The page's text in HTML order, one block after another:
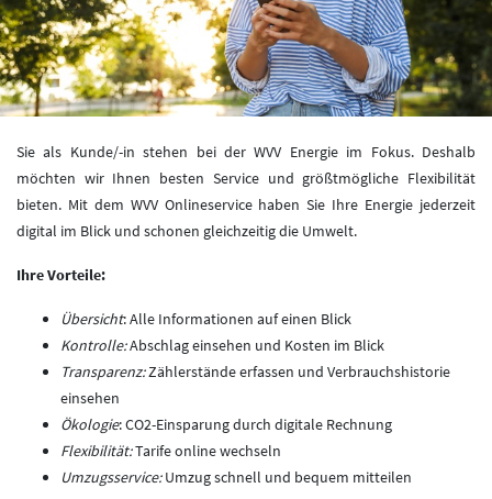
Sie als Kunde/-in stehen bei der WVV Energie im Fokus. Deshalb
möchten wir Ihnen besten Service und größtmögliche Flexibilität
bieten. Mit dem WVV Onlineservice haben Sie Ihre Energie jederzeit
digital im Blick und schonen gleichzeitig die Umwelt.
Ihre Vorteile:
Übersicht: Alle Informationen auf einen Blick
Kontrolle:Abschlag einsehen und Kosten im Blick
Transparenz:Zählerstände erfassen und Verbrauchshistorie
einsehen
Ökologie: CO2-Einsparung durch digitale Rechnung
Flexibilität:Tarife online wechseln
Umzugsservice:Umzug schnell und bequem mitteilen